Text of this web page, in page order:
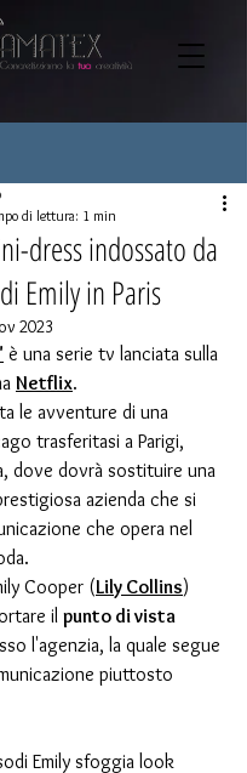
dress indossato da
Emily in Paris
di lettura: 1 min
2023
è una serie tv lanciata sulla
Netflix.
le avventure di una
trasferitasi a Parigi,
dove dovrà sostituire una
azienda che si
che opera nel
Cooper (Lily Collins)
il punto di vista
l'agenzia, la quale segue
piuttosto
Emily sfoggia look